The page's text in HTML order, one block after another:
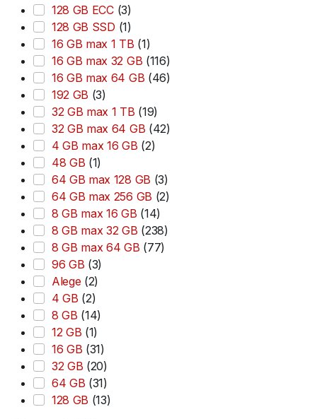
128 GB ECC (3)
128 GB SSD (1)
16 GB max 1 TB (1)
16 GB max 32 GB (116)
16 GB max 64 GB (46)
192 GB (3)
32 GB max 1 TB (19)
32 GB max 64 GB (42)
4 GB max 16 GB (2)
48 GB (1)
64 GB max 128 GB (3)
64 GB max 256 GB (2)
8 GB max 16 GB (14)
8 GB max 32 GB (238)
8 GB max 64 GB (77)
96 GB (3)
Alege (2)
4 GB (2)
8 GB (14)
12 GB (1)
16 GB (31)
32 GB (20)
64 GB (31)
128 GB (13)